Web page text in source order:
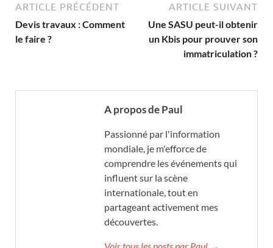
ARTICLE PRÉCÉDENT
Devis travaux : Comment
le faire ?
ARTICLE SUIVANT
Une SASU peut-il obtenir
un Kbis pour prouver son
immatriculation ?
A propos de Paul
Passionné par l'information
mondiale, je m'efforce de
comprendre les événements qui
influent sur la scène
internationale, tout en
partageant activement mes
découvertes.
Voir tous les posts par Paul →